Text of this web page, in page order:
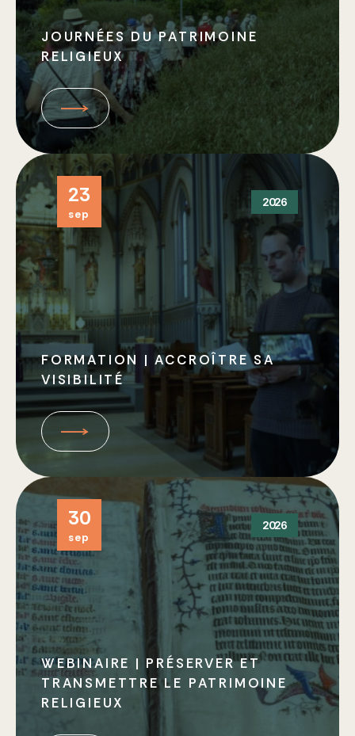
JOURNÉES DU PATRIMOINE
RELIGIEUX
23
sep
2026
FORMATION | ACCROÎTRE SA
VISIBILITÉ
30
sep
2026
WEBINAIRE | PRÉSERVER ET
TRANSMETTRE LE PATRIMOINE
RELIGIEUX